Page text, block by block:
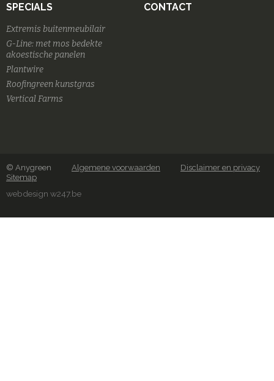
SPECIALS
Extremis buitenmeubilair
G-Line: met mos bedekte
akoestische panelen
Plantwire
Roofingreen kunstgras
Vertical Farms
CONTACT
© Anygreen Algemene voorwaarden
Disclaimer en privacy
Sitemap
webdesign w247.be